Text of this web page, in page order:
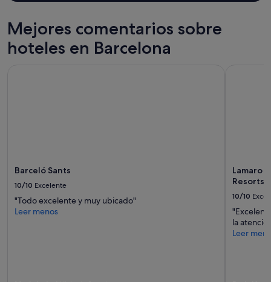
n
a
a
Mejores comentarios sobre
hoteles en Barcelona
Barceló Sants
10/10 Excelente
"Todo excelente y muy ubicado"
Leer menos
Lamaro
Resorts
10/10
la
Leer